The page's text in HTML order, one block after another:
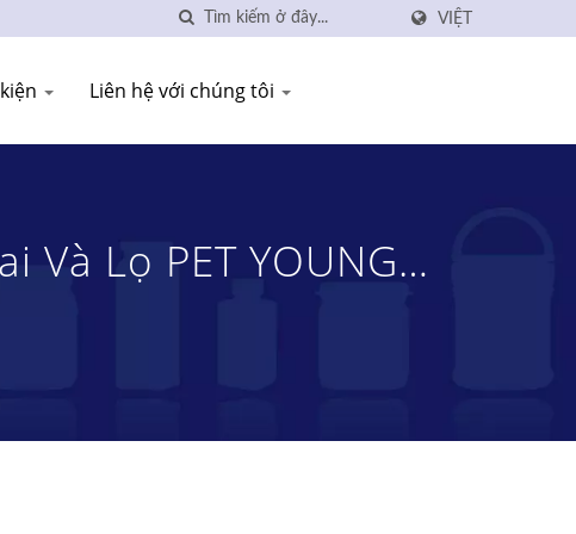
VIỆT
Liên hệ với chúng tôi
Lọ PET YOUNG
Tại Đài Loan